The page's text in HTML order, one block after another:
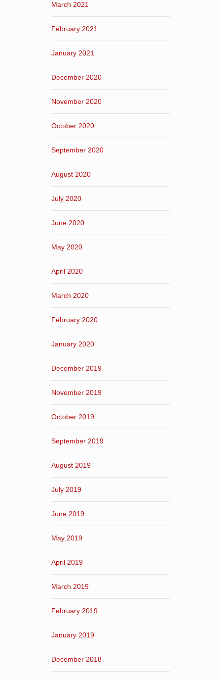
March 2021
February 2021
January 2021
December 2020
November 2020
October 2020
September 2020
August 2020
July 2020
June 2020
May 2020
April 2020
March 2020
February 2020
January 2020
December 2019
November 2019
October 2019
September 2019
August 2019
July 2019
June 2019
May 2019
April 2019
March 2019
February 2019
January 2019
December 2018